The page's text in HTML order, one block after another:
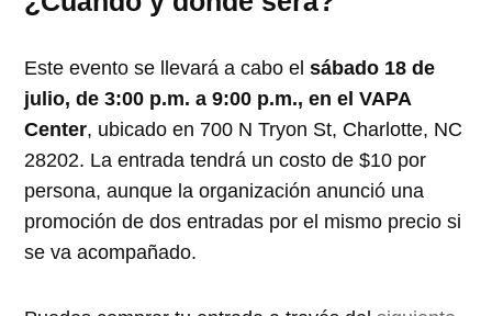
Este evento se llevará a cabo elsábado 18 de
julio, de 3:00 p.m. a 9:00 p.m., en el VAPA
Center, ubicado en 700 N Tryon St, Charlotte, NC
28202. La entrada tendrá un costo de $10 por
persona, aunque la organización anunció una
promoción de dos entradas por el mismo precio si
se va acompañado.